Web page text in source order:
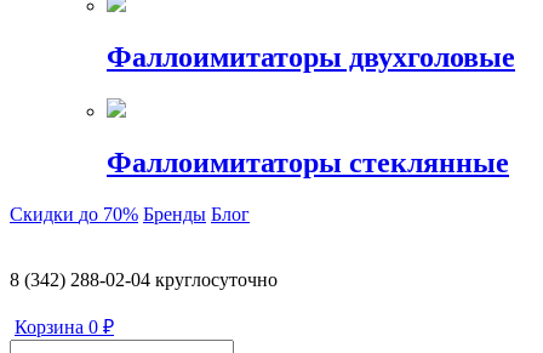
Фаллоимитаторы двухголовые
Фаллоимитаторы стеклянные
Скидки до 70% Бренды Блог
8 (342) 288-02-04 круглосуточно
Корзина 0 ₽